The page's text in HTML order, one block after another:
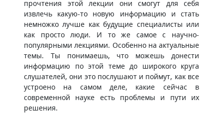
прочтения этой лекции они смогут для себя
извлечь какую-то новую информацию и стать
немножко лучше как будущие специалисты или
как просто люди. И то же самое с научно-
популярными лекциями. Особенно на актуальные
темы. Ты понимаешь, что можешь донести
информацию по этой теме до широкого круга
слушателей, они это послушают и поймут, как все
устроено на самом деле, какие сейчас в
современной науке есть проблемы и пути их
решения.